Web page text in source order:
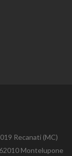
Recanati (MC)
Montelupone